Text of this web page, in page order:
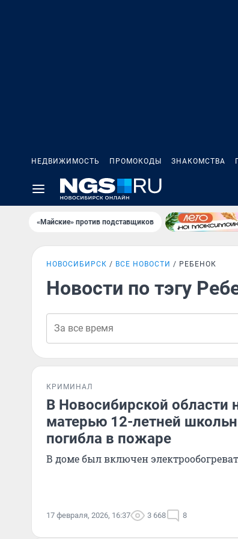
НЕДВИЖИМОСТЬ ПРОМОКОДЫ ЗНАКОМСТВА
«Майские» против подставщиков
НОВОСИБИРСК ВСЕ НОВОСТИ РЕБЕНОК
Новости по тэгу
КРИМИНАЛ
В Новосибирской области
матерью 12-летней
погибла в пожаре
В доме был включен
17 февраля, 2026, 16:37 3 668 8